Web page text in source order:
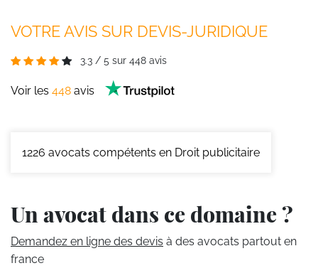
VOTRE AVIS SUR DEVIS-JURIDIQUE
3.3 / 5 sur 448 avis
Voir les 448 avis
1226 avocats compétents en Droit publicitaire
Un avocat dans ce domaine ?
Demandez en ligne des devis à des avocats partout en
france